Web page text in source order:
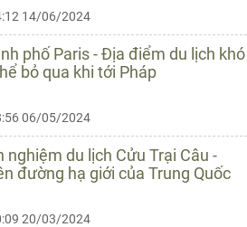
14/06/2024
phố Paris - Địa điểm du lịch khó
bỏ qua khi tới Pháp
06/05/2024
nghiệm du lịch Cửu Trại Câu -
đường hạ giới của Trung Quốc
20/03/2024